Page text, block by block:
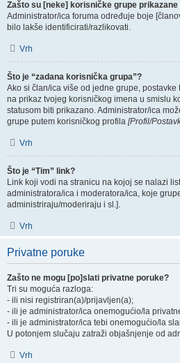
Zašto su [neke] korisničke grupe
Administrator/ica foruma određuje boje
bilo lakše identificirati/razlikovati.
Vrh
Što je “zadana korisnička grupa”?
Ako si član/ica više od jedne grupe,
na prikaz tvojeg korisničkog imena u smislu
statusom biti prikazano. Administrator/ica
grupe putem korisničkog profila [Profil/
Vrh
Što je “Tim” link?
Link koji vodi na stranicu na kojoj se nalazi
administratora/ica i moderatora/ica, koje
administriraju/moderiraju i sl.].
Vrh
Privatne poruke
Zašto ne mogu [po]slati privatne poruke?
Tri su moguća razloga:
- ili nisi registriran(a)/prijavljen(a);
- ili je administrator/ica onemogućio/la
- ili je administrator/ica tebi onemogućio/la
U potonjem slučaju zatraži objašnjenje od
Vrh